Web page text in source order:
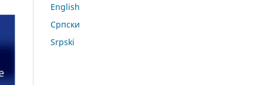
English
Српски
Srpski